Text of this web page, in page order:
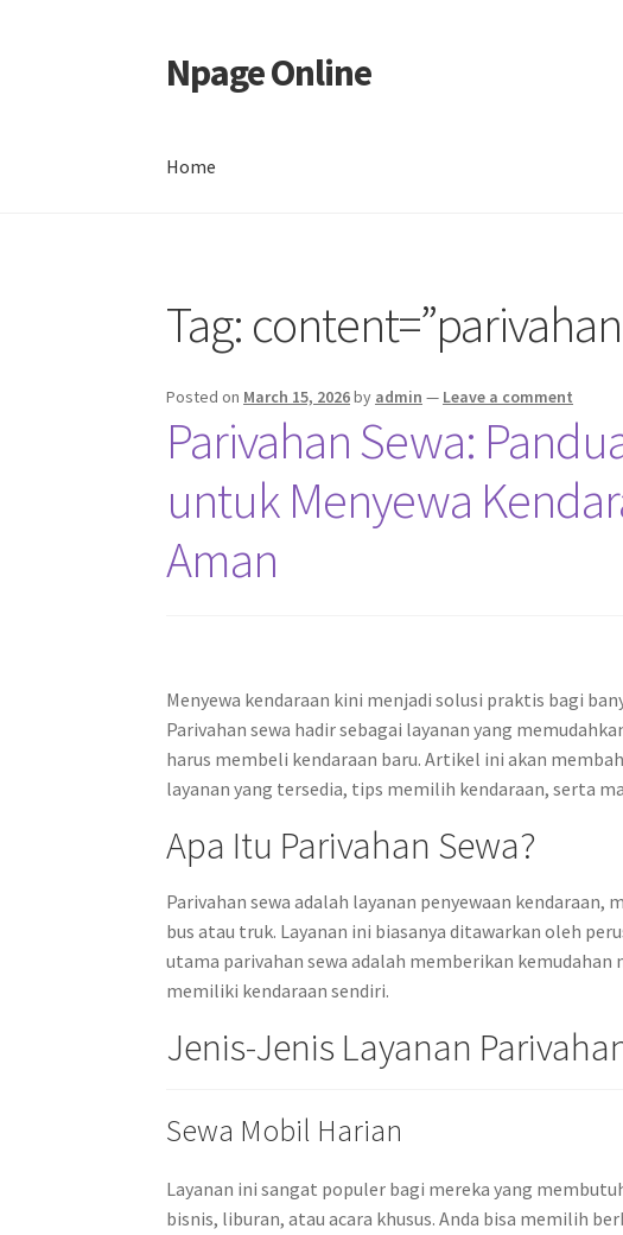
Skip
to
Skip
to
Npage Online
Home
Tag:
Posted on March 15, 2026by admin — Leave a comment
Parivahan Sewa:
untuk Menyewa
Aman
Menyewa kendaraan kini menjadi solusi praktis bagi
Parivahan sewa hadir sebagai layanan yang
harus membeli kendaraan baru. Artikel ini akan
layanan yang tersedia, tips memilih kendaraan, serta
Apa Itu Parivahan Sewa?
Parivahan sewa adalah layanan penyewaan
bus atau truk. Layanan ini biasanya ditawarkan oleh
utama parivahan sewa adalah memberikan
memiliki kendaraan sendiri.
Jenis-Jenis Layanan
Sewa Mobil Harian
Layanan ini sangat populer bagi mereka yang
bisnis, liburan, atau acara khusus. Anda bisa memilih